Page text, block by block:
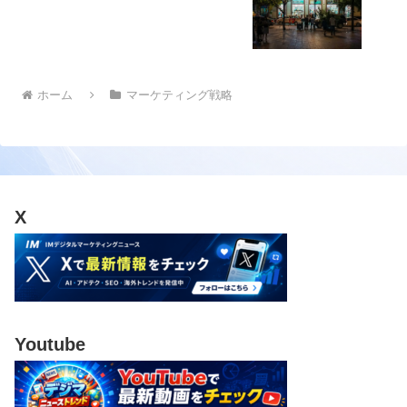
ホーム マーケティング戦略
X
Youtube